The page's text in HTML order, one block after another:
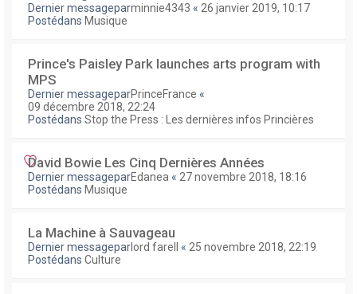
Dernier messageparminnie4343 « 26 janvier 2019, 10:17
Postédans Musique
Prince's Paisley Park launches arts program with
MPS
Dernier messageparPrinceFrance «
09 décembre 2018, 22:24
Postédans Stop the Press : Les dernières infos Princières
David Bowie Les Cinq Dernières Années
Dernier messageparEdanea « 27 novembre 2018, 18:16
Postédans Musique
La Machine à Sauvageau
Dernier messageparlord farell « 25 novembre 2018, 22:19
Postédans Culture